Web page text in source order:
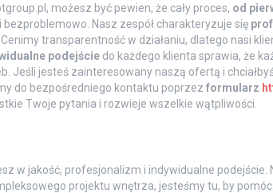
możesz być pewien, że cały proces, od
bezproblemowo. Nasz zespół charakteryzuje się
transparentność w działaniu, dlatego nasi
podejściedo każdego klienta sprawia, że
Jeśli jesteś zainteresowany naszą ofertą i
do bezpośredniego kontaktu poprzez formularz
Twoje pytania i rozwieje wszelkie wątpliwości.
w jakość, profesjonalizm i indywidualne podejście.
projektu wnętrza, jesteśmy tu, by